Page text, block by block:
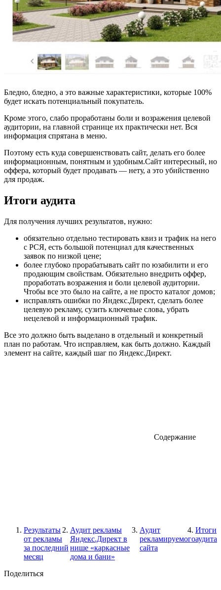
Бледно, бледно, а это важные характеристики, которые 100%
будет искать потенциальный покупатель.
Кроме этого, слабо проработаны боли и возражения целевой
аудитории, на главной странице их практически нет. Вся
информация спрятана в меню.
Поэтому есть куда совершенствовать сайт, делать его более
информационным, понятным и удобным.Сайт интересный, но
оффера, который будет продавать — нету, а это убийственно
для продаж.
Итоги аудита
Для получения лучших результатов, нужно:
обязательно отдельно тестировать квиз и трафик на него
с РСЯ, есть большой потенциал для качественных
заявок по низкой цене;
более глубоко прорабатывать сайт по юзабилити и его
продающим свойствам. Обязательно внедрить оффер,
проработать возражения и боли целевой аудитории.
Чтобы все это было на сайте, а не просто каталог домов;
исправлять ошибки по Яндекс.Директ, сделать более
целевую рекламу, сузить ключевые слова, убрать
нецелевой и информационный трафик.
Все это должно быть выделано в отдельный и конкретный
план по работам. Что исправляем, как быть должно. Каждый
элемент на сайте, каждый шаг по Яндекс.Директ.
Содержание
Результаты
от рекламы
за последний
месяц
Аудит рекламы
Яндекс.Директ в
нише «каркасные
дома и бани»
Аудит
рекламируемого
сайта
Итоги
аудита
Поделиться